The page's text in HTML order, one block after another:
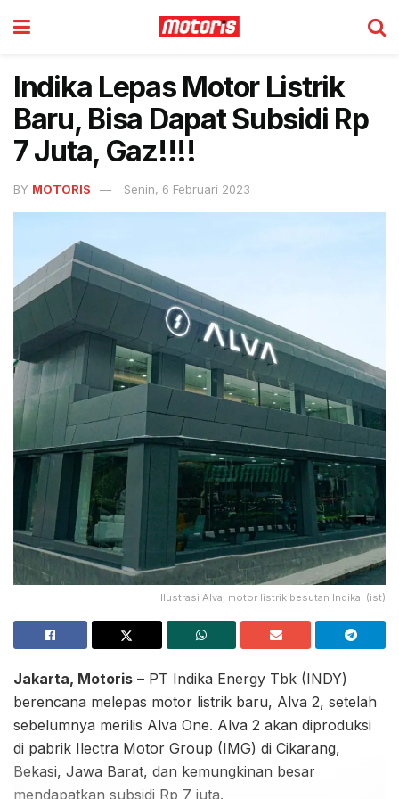
Indika Lepas Motor Listrik
Baru, Bisa Dapat Subsidi Rp
7 Juta, Gaz!!!!
BY MOTORIS Senin, 6 Februari 2023
Ilustrasi Alva, motor listrik besutan Indika. (ist)
Jakarta, Motoris – PT Indika Energy Tbk (INDY)
berencana melepas motor listrik baru, Alva 2, setelah
sebelumnya merilis Alva One. Alva 2 akan diproduksi
di pabrik Ilectra Motor Group (IMG) di Cikarang,
Bekasi, Jawa Barat, dan kemungkinan besar
mendapatkan subsidi Rp 7 juta.